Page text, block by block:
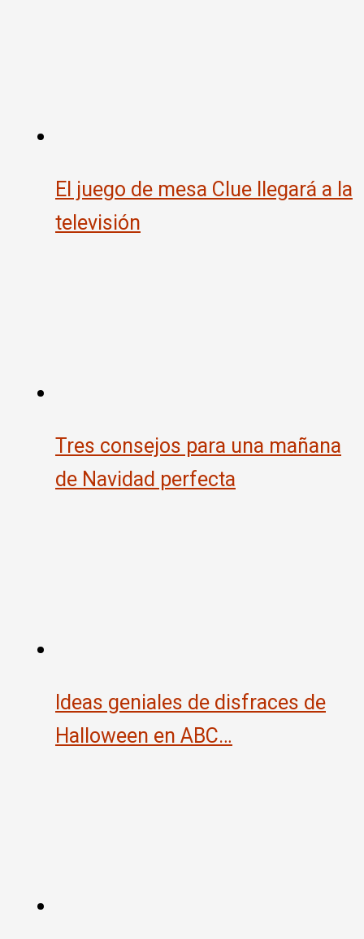
El juego de mesa Clue llegará a la
televisión
Tres consejos para una mañana
de Navidad perfecta
Ideas geniales de disfraces de
Halloween en ABC…